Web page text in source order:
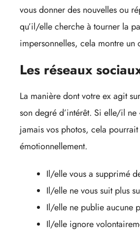
vous donner des nouvelles ou
qu’il/elle cherche à tourner la
impersonnelles, cela montre un
Les réseaux
La manière dont votre ex agit
son degré d’intérêt. Si elle/il
jamais vos photos, cela
émotionnellement.
Il/elle vous a supprimé
Il/elle ne vous suit plus
Il/elle ne publie aucune
Il/elle ignore